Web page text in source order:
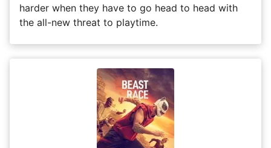
harder when they have to go head to head with
the all-new threat to playtime.